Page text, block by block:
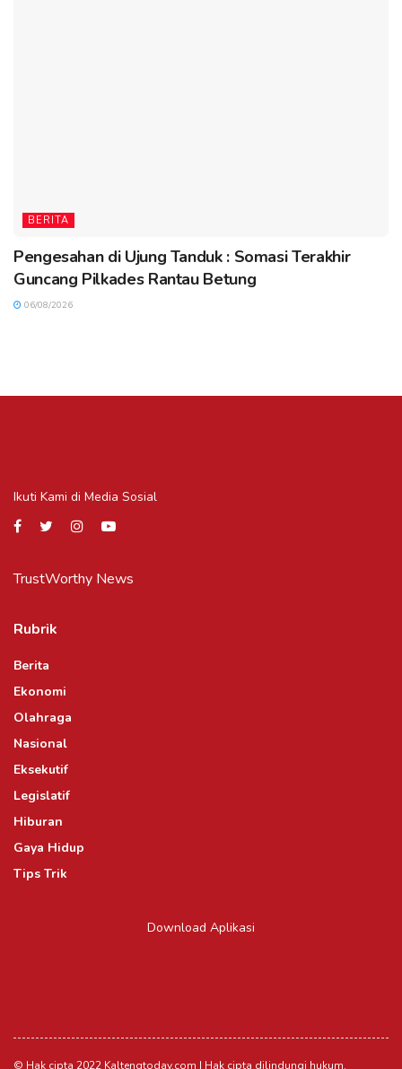
BERITA
Pengesahan di Ujung Tanduk : Somasi Terakhir
Guncang Pilkades Rantau Betung
06/08/2026
Ikuti Kami di Media Sosial
TrustWorthy News
Rubrik
Berita
Ekonomi
Olahraga
Nasional
Eksekutif
Legislatif
Hiburan
Gaya Hidup
Tips Trik
Download Aplikasi
© Hak cipta 2022 Kaltengtoday.com | Hak cipta dilindungi hukum.